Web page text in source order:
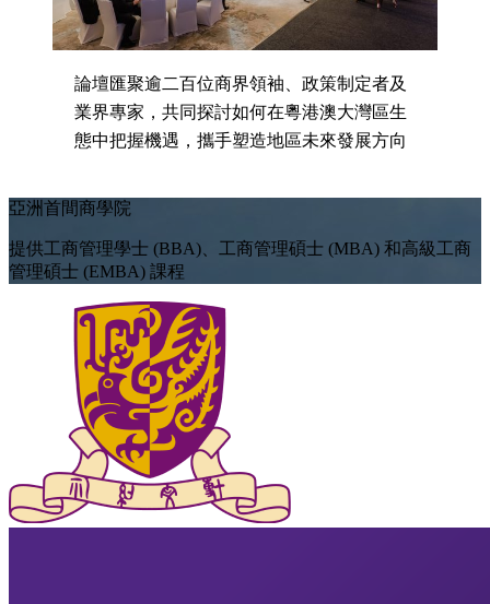
論壇匯聚逾二百位商界領袖、政策制定者及
業界專家，共同探討如何在粵港澳大灣區生
態中把握機遇，攜手塑造地區未來發展方向
亞洲首間商學院
提供工商管理學士 (BBA)、工商管理碩士 (MBA) 和高級工商
管理碩士 (EMBA) 課程